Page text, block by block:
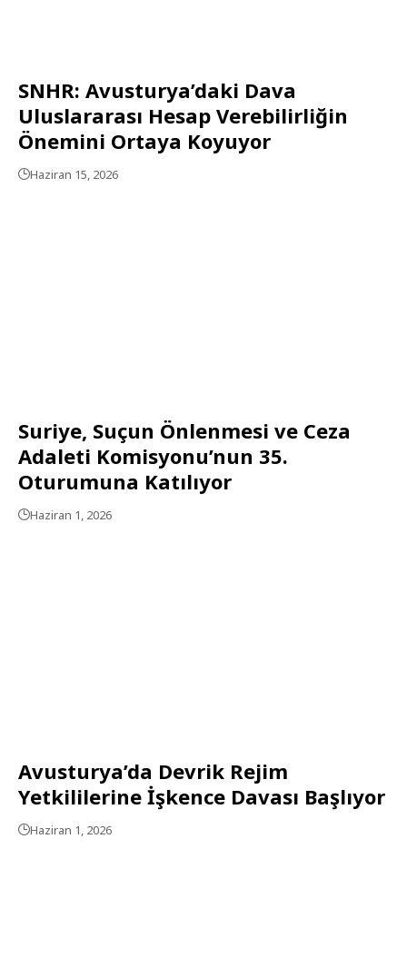
SNHR: Avusturya’daki Dava
Uluslararası Hesap Verebilirliğin
Önemini Ortaya Koyuyor
Haziran 15, 2026
Suriye, Suçun Önlenmesi ve Ceza
Adaleti Komisyonu’nun 35.
Oturumuna Katılıyor
Haziran 1, 2026
Avusturya’da Devrik Rejim
Yetkililerine İşkence Davası Başlıyor
Haziran 1, 2026